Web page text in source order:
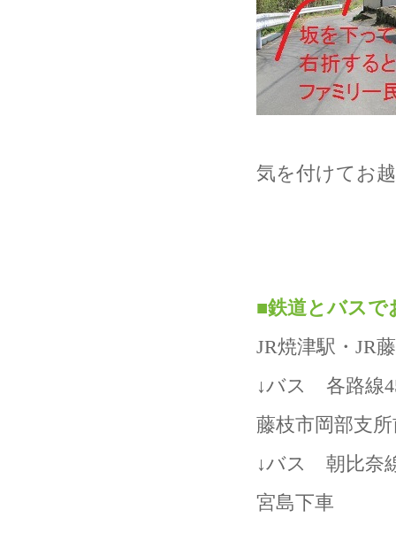
気を付けてお
■鉄道とバスで
JR焼津駅・JR
↓バス 各路線
藤枝市岡部支
↓バス 朝比奈
宮島下車